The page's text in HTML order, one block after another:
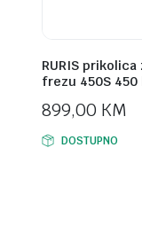
RURIS
frezu 450S 450
899,00 KM
DOSTUPNO